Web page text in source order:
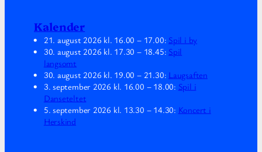
Kalender
21. august 2026 kl. 16.00 – 17.00: Spil i by
30. august 2026 kl. 17.30 – 18.45: Spil
langsomt
30. august 2026 kl. 19.00 – 21.30: Laugsaften
3. september 2026 kl. 16.00 – 18.00: Spil i
Danseteltet
5. september 2026 kl. 13.30 – 14.30: Koncert i
Herskind